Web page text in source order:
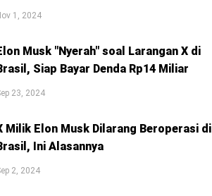
1, 2024
Musk "Nyerah" soal Larangan X di
Siap Bayar Denda Rp14 Miliar
23, 2024
Milik Elon Musk Dilarang Beroperasi di
Ini Alasannya
2, 2024